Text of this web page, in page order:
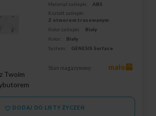
Materiał zaślepki:
ABS
Kształt zaślepki:
Z otworem trasowanym
Kolor zaślepki:
Biały
Kolor:
Biały
System:
GENESIS Surface
Twoim
Stan magazynowy: mało
DODAJ DO LISTY ŻYCZEŃ